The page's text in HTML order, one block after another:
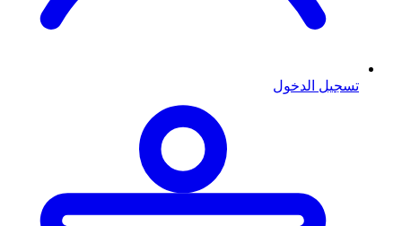
تسجيل الدخول